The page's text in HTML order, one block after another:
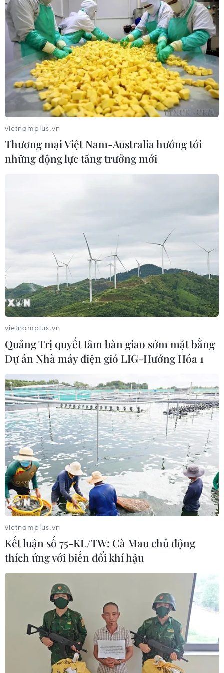
TIN CÙNG CHUYÊN MỤC
VN-Index tăng hơn 3 điểm nhờ sức
bật nhóm dầu khí
vietnamplus.vn
Thương mại Việt Nam-Australia hướng tới
những động lực tăng trưởng mới
vietnamplus.vn
Quảng Trị quyết tâm bàn giao sớm mặt bằng
Dự án Nhà máy điện gió LIG-Hướng Hóa 1
vietnamplus.vn
Kết luận số 75-KL/TW: Cà Mau chủ động
thích ứng với biến đổi khí hậu